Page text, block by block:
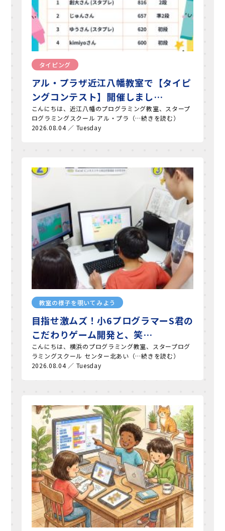
タイピング
アル・プラザ近江八幡教室で【タイピ
ングコンテスト】開催しまし…
こんにちは、近江八幡のプログラミング教室、スタープ
ログラミングスクール アル・プラ（…続きを読む）
2026.08.04 ／ Tuesday
教室の様子を覗いてみよう
目指せ激ムズ！小6プログラマーS君の
こだわりゲーム開発と、笑…
こんにちは、横浜のプログラミング教室、スタープログ
ラミングスクール センター北あい（…続きを読む）
2026.08.04 ／ Tuesday